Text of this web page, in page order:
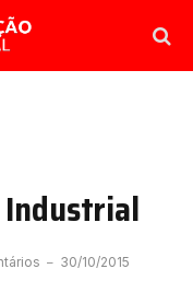
Industrial
30/10/2015